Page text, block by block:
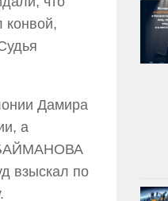
конвой,
Дамира
а
БАЙМАНОВА
взыскал по